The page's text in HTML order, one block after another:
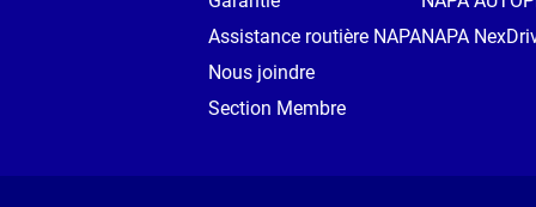
Assistance routière NAPA
Nous joindre
Section Membre
NAPA